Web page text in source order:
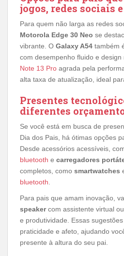
jogos, redes sociais
Para quem não larga as redes
Motorola Edge 30 Neo se
vibrante. O Galaxy A54 também
com desempenho fluido e design
Note 13 Pro agrada pela
alta taxa de atualização, ideal
Presentes
diferentes
Se você está em busca de
Dia dos Pais, há ótimas opções
Desde acessórios acessíveis,
bluetooth e carregadores
completos, como smartwatches
bluetooth
Para pais que amam inovação,
speakercom assistente virtual
e produtividade. Essas
praticidade e afeto, ajudando
presente à altura do seu pai.